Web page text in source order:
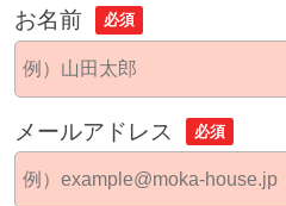
お名前 必須
メールアドレス 必須